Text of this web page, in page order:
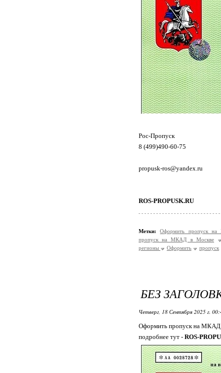
Рос-Пропуск
8 (499)490-60-75
propusk-ros@yandex.ru
ROS-PROPUSK.RU
Метки:
Оформить пропуск
пропуск на МКАД в Москве
регионы
Оформить пропуск
БЕЗ
Четверг, 18 Сентября 2025 г.
Оформить пропуск на МКАД
подробнее тут - ROS-